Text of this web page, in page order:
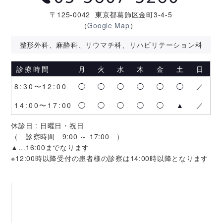
〒125-0042
東京都葛飾区金町3-4-5
（Google Map）
整形外科、麻酔科、リウマチ科、リハビリテーション科
診療時間 月 火 水 木 金 土
日
8:30〜12:00
◯ ◯ ◯ ◯ ◯ ◯
／
14:00〜17:00
◯ ◯ ◯ ◯ ◯ ▲ ／
休診日 : 日曜日・祝日
（ 診察時間 9:00 ～ 17:00 ）
▲…16:00までなります
※12:00時以降受付の患者様の診察は14:00時以降となります